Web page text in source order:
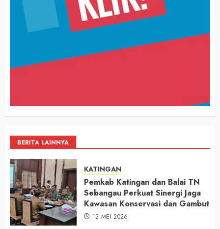
BERITA LAINNYA
KATINGAN
Pemkab Katingan dan Balai TN
Sebangau Perkuat Sinergi Jaga
Kawasan Konservasi dan Gambut
12 MEI 2026